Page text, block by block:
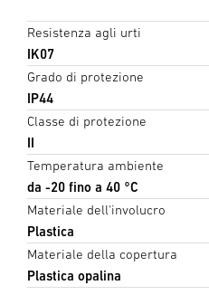
Resistenza agli urti
IK07
Grado di protezione
IP44
Classe di protezione
II
Temperatura ambiente
da -20 fino a 40 °C
Materiale dell'involucro
Plastica
Materiale della copertura
Plastica opalina